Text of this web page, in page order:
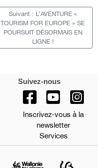
Suivant : L’AVENTURE «
TOURISM FOR EUROPE » SE
POURSUIT DÉSORMAIS EN
LIGNE !
Suivez-nous
Inscrivez-vous à la
newsletter
Services